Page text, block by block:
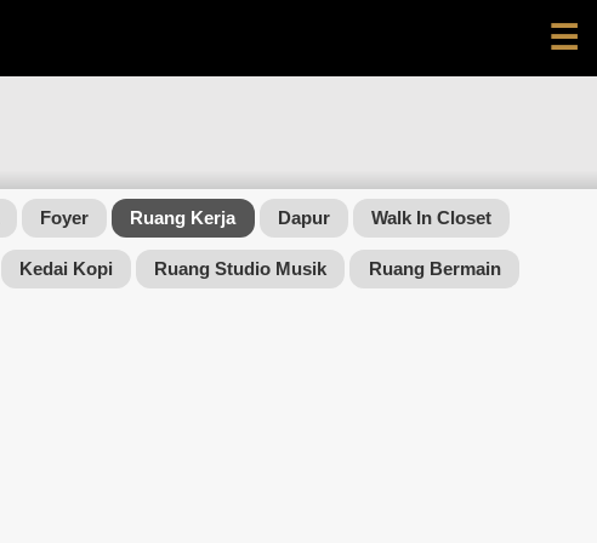
☰
Foyer Ruang Kerja Dapur Walk In Closet
Kedai Kopi Ruang Studio Musik Ruang Bermain